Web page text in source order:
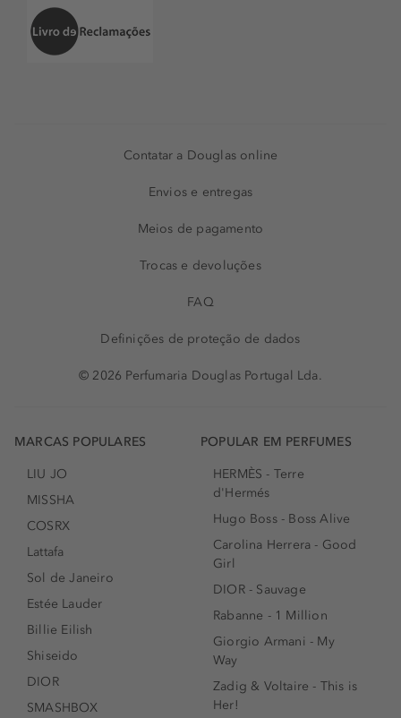
Contatar a Douglas online
Envios e entregas
Meios de pagamento
Trocas e devoluções
FAQ
Definições de proteção de dados
© 2026 Perfumaria Douglas Portugal Lda.
MARCAS POPULARES
LIU JO
MISSHA
COSRX
Lattafa
Sol de Janeiro
Estée Lauder
Billie Eilish
Shiseido
DIOR
SMASHBOX
POPULAR EM PERFUMES
HERMÈS - Terre
d'Hermés
Hugo Boss - Boss Alive
Carolina Herrera - Good
Girl
DIOR - Sauvage
Rabanne - 1 Million
Giorgio Armani - My
Way
Zadig & Voltaire - This is
Her!